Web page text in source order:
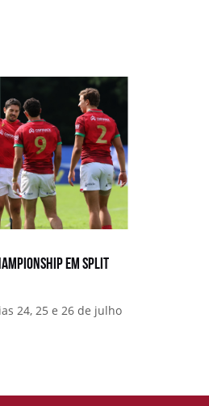
em Split
24, 25 e 26 de julho